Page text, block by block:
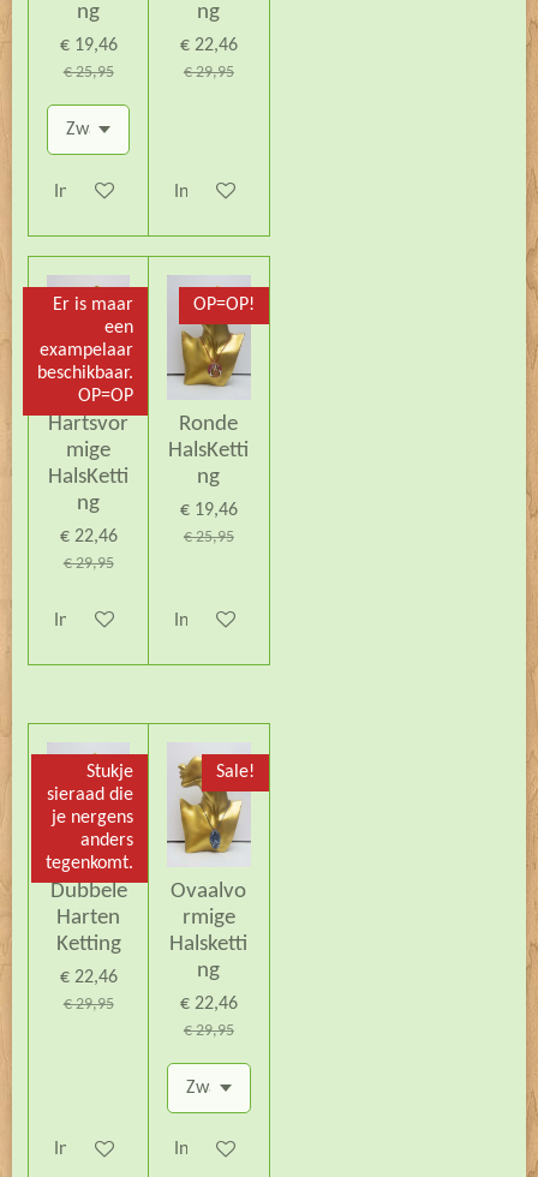
ng
€ 19,46
€ 25,95
In winkelwagen
ng
€ 22,46
€ 29,95
In winkelwagen
Er is maar
een
exampelaar
beschikbaar.
OP=OP
Hartsvor
mige
HalsKetti
ng
€ 22,46
€ 29,95
In winkelwagen
OP=OP!
Ronde
HalsKetti
ng
€ 19,46
€ 25,95
In winkelwagen
Stukje
sieraad die
je nergens
anders
tegenkomt.
Dubbele
Harten
Ketting
€ 22,46
€ 29,95
In winkelwagen
Sale!
Ovaalvo
rmige
Halsketti
ng
€ 22,46
€ 29,95
In winkelwagen